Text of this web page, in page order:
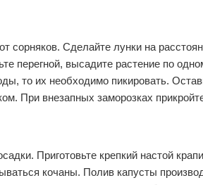
сорняков. Сделайте лунки на
перегной, высадите растение по
то их необходимо пикировать.
При внезапных заморозках
Приготовьте крепкий настой
кочаны. Полив капусты